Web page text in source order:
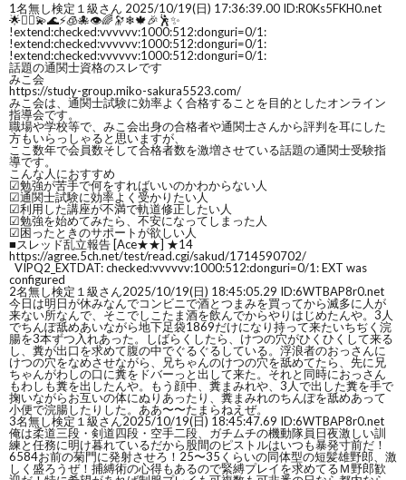
転
れ
~
み
ォ
ー
ム
1名無し検定１級さん 2025/10/19(日) 17:36:39.00 ID:R0Ks5FKH0.net
🌟🧜‍♀💫🌊⚡🧊🐙👁🌈🔭❄🍁🎉🕺✨
!extend:checked:vvvvvv:1000:512:donguri=0/1:
!extend:checked:vvvvvv:1000:512:donguri=0/1:
!extend:checked:vvvvvv:1000:512:donguri=0/1:
話題の通関士資格のスレです
みこ会
https://study-group.miko-sakura5523.com/
みこ会は、通関士試験に効率よく合格することを目的としたオンライン
指導会です。
職場や学校等で、みこ会出身の合格者や通関士さんから評判を耳にした
方もいらっしゃると思いますが、
ここ数年で会員数そして合格者数を激増させている話題の通関士受験指
導です。
こんな人におすすめ
☑︎勉強が苦手で何をすればいいのかわからない人
☑︎通関士試験に効率よく受かりたい人
☑︎利用した講座が不満で軌道修正したい人
☑︎勉強を始めてみたら、不安になってしまった人
☑︎困ったときのサポートが欲しい人
■スレッド乱立報告 [Ace★★] ★14
https://agree.5ch.net/test/read.cgi/sakud/1714590702/
VIPQ2_EXTDAT: checked:vvvvvv:1000:512:donguri=0/1: EXT was
configured
2名無し検定１級さん2025/10/19(日) 18:45:05.29 ID:6WTBAP8r0.net
今日は明日が休みなんでコンビニで酒とつまみを買ってから滅多に人が
来ない所なんで、そこでしこたま酒を飲んでからやりはじめたんや。3人
でちんぽ舐めあいながら地下足袋1869だけになり持って来たいちぢく浣
腸を3本ずつ入れあった。しばらくしたら、けつの穴がひくひくして来る
し、糞が出口を求めて腹の中でぐるぐるしている。浮浪者のおっさんに
けつの穴をなめさせながら、兄ちゃんのけつの穴を舐めてたら、先に兄
ちゃんがわしの口に糞をドバーっと出して来た。それと同時におっさん
もわしも糞を出したんや。もう顔中、糞まみれや、3人で出した糞を手で
掬いながらお互いの体にぬりあったり、糞まみれのちんぽを舐めあって
小便で浣腸したりした。ああ〜〜たまらねえぜ。
3名無し検定１級さん2025/10/19(日) 18:45:47.69 ID:6WTBAP8r0.net
俺は柔道三段・剣道四段・空手二段、ガチムチの機動隊員日夜激しい訓
練と任務に明け暮れているだから股間のピストルはいつも暴発寸前だ！
6584お前の菊門に発射させろ！25〜35くらいの同体型の短髪雄野郎、激
しく盛ろうぜ！捕縛術の心得もあるので緊縛プレイを求めてるＭ野郎歓